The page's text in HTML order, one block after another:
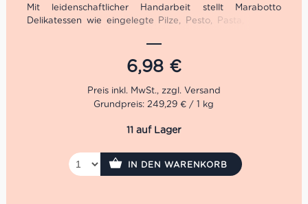
Mit leidenschaftlicher Handarbeit stellt Marabotto
Delikatessen wie eingelegte Pilze, Pesto, Pasta, Saucen
Insbesondere dieser getrocknete Chili mit Mühle erfreut
sich von größter Beliebtheit. Nun in dritter Generation
geführt, steht die Auswahl von hochwertigen sowie
natürlichen Zutaten im Vordergrund des Unternehmens.
Denn nur mit dem Auge für erstklassige Qualität kann
der hohe Anspruch über eine so lange Zeitspanne erfüllt
werden. Dafür setzt man bei Marabotto ganz bewusst
den Schwerpunkt auf die Tradition der regionalen Küche
von Piemont und Ligurien.
6,98 €
Grundpreis: 249,29 € / 1 kg
11 auf Lager
IN DEN WARENKORB